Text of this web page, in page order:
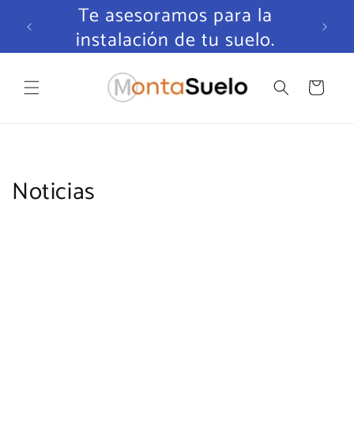
al contenidoTe asesoramos para la
instalación de tu suelo.
Carrito
Noticias